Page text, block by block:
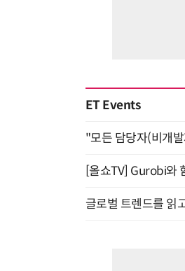
ET Events
"모든 담당자(비개
[올쇼TV] Gurobi와
글로벌 트렌드를 읽